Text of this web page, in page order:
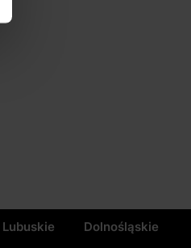
Lubuskie Dolnośląskie